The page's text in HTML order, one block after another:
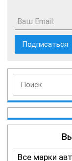
Ваш Email: